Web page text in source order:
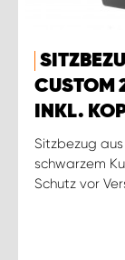
CUSTOM
INKL.
Sitzbezug
schwarzem
Schutz vor